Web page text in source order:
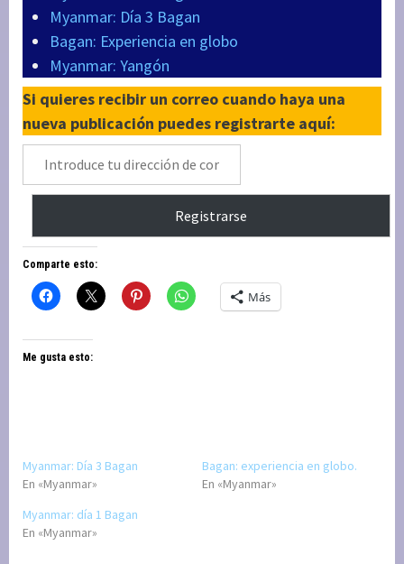
Myanmar: Día 3 Bagan
Bagan: Experiencia en globo
Myanmar: Yangón
Si quieres recibir un correo cuando haya una
nueva publicación puedes registrarte aquí:
Introduce
tu
correo
electrónico
Registrarse
Comparte esto:
Más
Me gusta esto:
Myanmar: Día 3 Bagan
En «Myanmar»
Bagan: experiencia en globo.
En «Myanmar»
Myanmar: día 1 Bagan
En «Myanmar»